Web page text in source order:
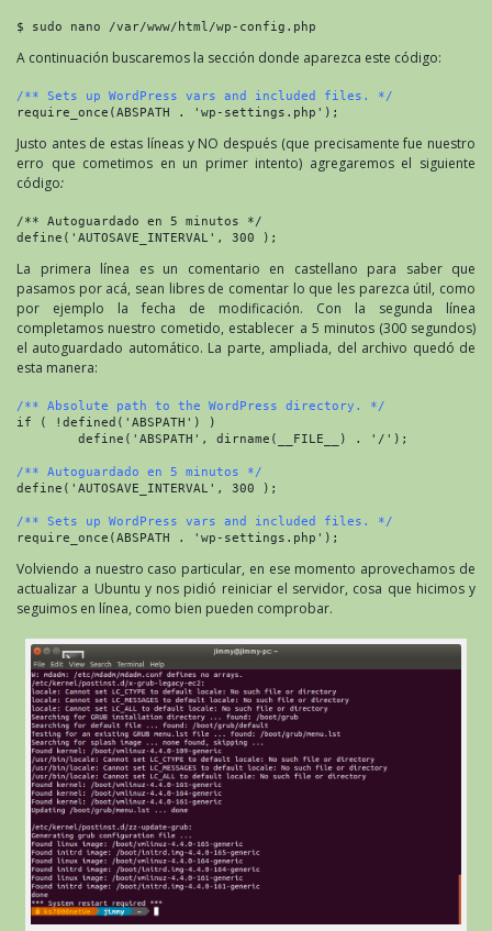
$ sudo nano /var/www/html/wp-config.php
A continuación buscaremos la sección donde aparezca este código:
/** Sets up WordPress vars and included files. */
require_once(ABSPATH . 'wp-settings.php');
Justo antes de estas líneas y NO después (que precisamente fue nuestro
erro que cometimos en un primer intento) agregaremos el siguiente
código:
/** Autoguardado en 5 minutos */
define('AUTOSAVE_INTERVAL', 300 );
La primera línea es un comentario en castellano para saber que
pasamos por acá, sean libres de comentar lo que les parezca útil, como
por ejemplo la fecha de modificación. Con la segunda línea
completamos nuestro cometido, establecer a 5 minutos (300 segundos)
el autoguardado automático. La parte, ampliada, del archivo quedó de
esta manera:
/** Absolute path to the WordPress directory. */
if ( !defined('ABSPATH') )
        define('ABSPATH', dirname(__FILE__) . '/');
/** Autoguardado en 5 minutos */
define('AUTOSAVE_INTERVAL', 300 );
/** Sets up WordPress vars and included files. */
require_once(ABSPATH . 'wp-settings.php');
Volviendo a nuestro caso particular, en ese momento aprovechamos de
actualizar a Ubuntu y nos pidió reiniciar el servidor, cosa que hicimos y
seguimos en línea, como bien pueden comprobar.